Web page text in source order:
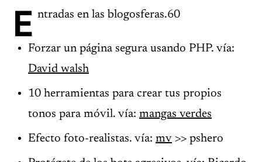
E ntradas en las blogosferas.60
Forzar un página segura usando PHP. vía:
David walsh
10 herramientas para crear tus propios
tonos para móvil. vía: mangas verdes
Efecto foto-realistas. vía: mv >> pshero